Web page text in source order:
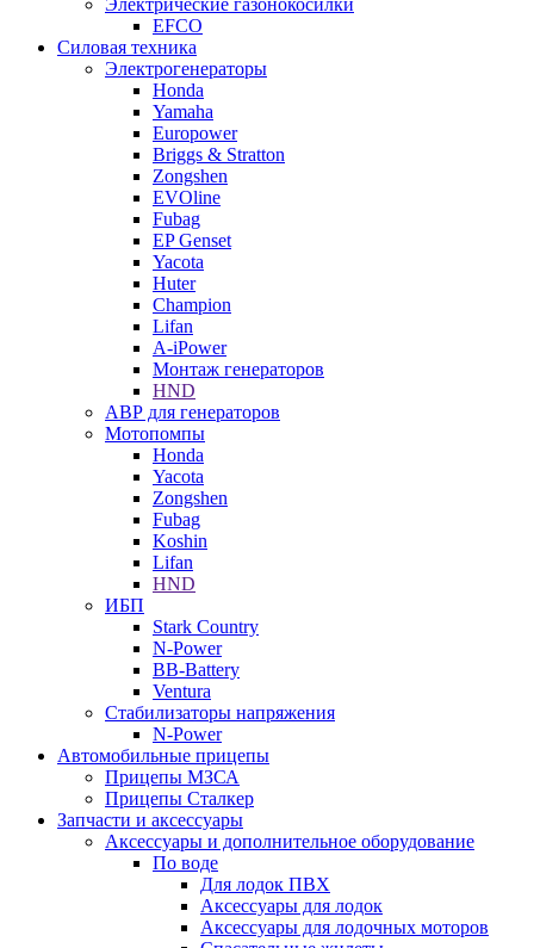
Электрические газонокосилки
EFCO
Силовая техника
Электрогенераторы
Honda
Yamaha
Europower
Briggs & Stratton
Zongshen
EVOline
Fubag
EP Genset
Yacota
Huter
Champion
Lifan
A-iPower
Монтаж генераторов
HND
АВР для генераторов
Мотопомпы
Honda
Yacota
Zongshen
Fubag
Koshin
Lifan
HND
ИБП
Stark Country
N-Power
BB-Battery
Ventura
Стабилизаторы напряжения
N-Power
Автомобильные прицепы
Прицепы МЗСА
Прицепы Сталкер
Запчасти и аксессуары
Аксессуары и дополнительное оборудование
По воде
Для лодок ПВХ
Аксессуары для лодок
Аксессуары для лодочных моторов